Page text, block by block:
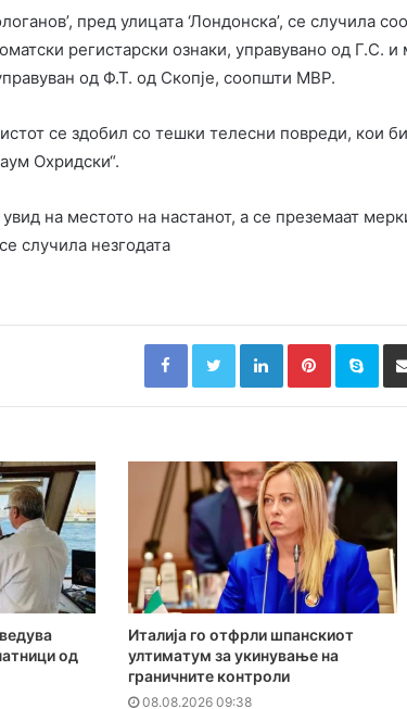
пред улицата ‘Лондонска’, се случила
регистарски ознаки, управувано од Г.С. и
од Ф.Т. од Скопје, соопшти МВР.
се здобил со тешки телесни повреди, кои
Охридски“.
на местото на настанот, а се преземаат
случила незгодата
FacebookTwitterLinkedInPinterest
од
Италија го отфрли шпанскиот
ултиматум за укинување на
граничните контроли
08.08.2026 09:38